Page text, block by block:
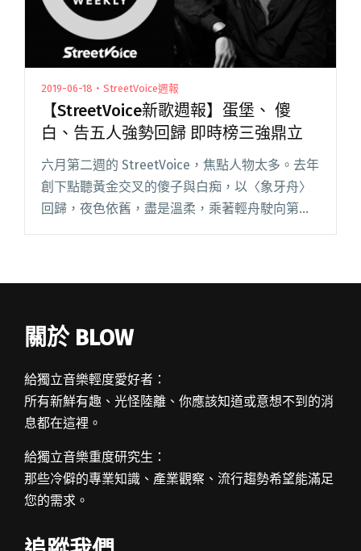
2019-06-18・StreetVoice週報
【StreetVoice新歌週報】蛋堡、 傻
白、告五人強勢回歸 即時榜三強鼎立
六月第二週的 StreetVoice，焦點人物太多。去年
創下點聽黃金交叉的傻子與白痴，以〈象牙舟〉
回歸，夜色依舊，盡是溫柔，乘著輕舟駛向第一
位原無意外，望著目的地，咦，那岸邊怎有一男
關於 BLOW
給獨立音樂輕度愛好者：
所有新鮮有趣、光怪陸離、你應該知道或意想不到的消
息都在這裡。
給獨立音樂重度研究生：
那些冷僻的專業知識、產業觀察、流行趨勢希望能滿足
您的需求。